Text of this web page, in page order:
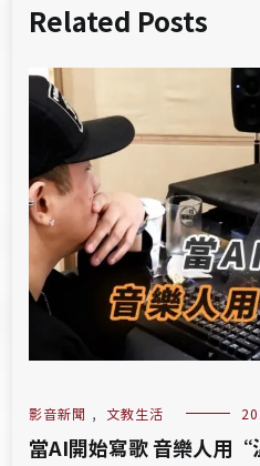
Related Posts
影音新聞 , 文教生活
當AI開始寫歌 音樂人用